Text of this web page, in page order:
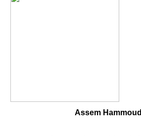
Assem Hammoud